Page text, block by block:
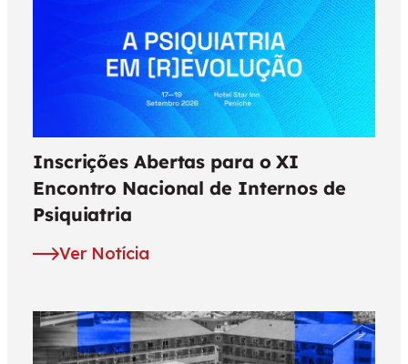
Inscrições Abertas para o XI
Encontro Nacional de Internos de
Psiquiatria
Ver Notícia